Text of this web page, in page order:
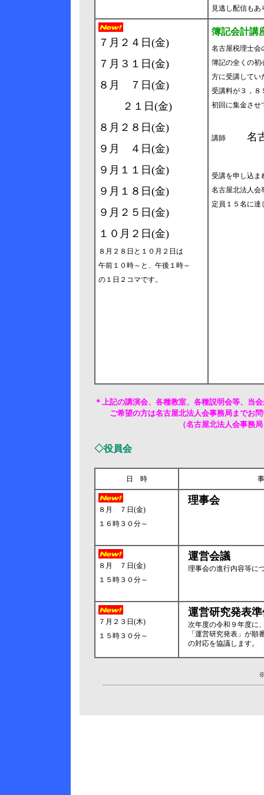
見逃し配信もあ
７月２４日(金)
７月３１日(金)
８月 ７日(金)
２１日(金)
８月２８日(金)
９月 ４日(金)
９月１１日(金)
９月１８日(金)
９月２５日(金)
１０月２日(金)
８月２８日と１０月２日は
午前１０時～と、午後１時～
の１日２コマです。
簿記会計講
名古屋税理士会
簿記の全くの初
方に受講してい
受講料が３，８
初回に集金させ
講師 名
受講を申し込ま
名古屋北法人会
定員１５名に達
＊上記の講演会、各種教室、各種説明会等、当
ご希望の方は名古屋北法人会事務局までお問
（名古屋北法人会事務局 電
◇役員会
日 時
８月 ７日(金)
１６時３０分～
理事会
８月 ７日(金)
１５時３０分～
運営会議
理事会の進行内容等に
７月２３日(木)
１５時３０分～
運営研究発表
次年度の令和９年度に
「運営研究発表」が順
の対応を協議します。